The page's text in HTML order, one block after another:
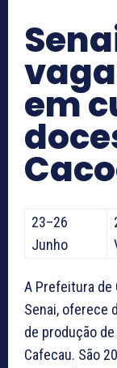
em
23–26
Junho
A Prefeitura de
Senai, oferece
de produção
Cafecau. São